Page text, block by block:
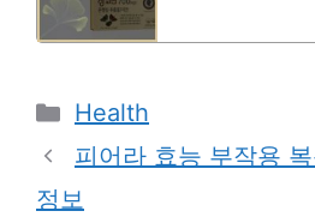
Categories
Health
피어라 효능 부작용
정보